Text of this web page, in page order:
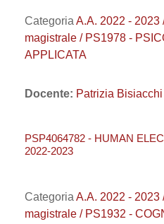
Categoria A.A. 2022 - 2023
magistrale / PS1978 -
APPLICATA
Docente: Patrizia Bisiacchi
PSP4064782 - HUMAN
2022-2023
Categoria A.A. 2022 - 2023
magistrale / PS1932 -